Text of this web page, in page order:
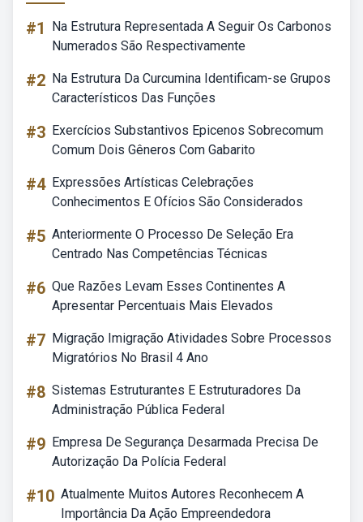
#1
Na Estrutura Representada A Seguir Os Carbonos
Numerados São Respectivamente
#2 Na Estrutura Da Curcumina Identificam-se Grupos
Característicos Das Funções
#3 Exercícios Substantivos Epicenos Sobrecomum
Comum Dois Gêneros Com Gabarito
#4 Expressões Artísticas Celebrações
Conhecimentos E Ofícios São Considerados
#5 Anteriormente O Processo De Seleção Era
Centrado Nas Competências Técnicas
#6 Que Razões Levam Esses Continentes A
Apresentar Percentuais Mais Elevados
#7 Migração Imigração Atividades Sobre Processos
Migratórios No Brasil 4 Ano
#8 Sistemas Estruturantes E Estruturadores Da
Administração Pública Federal
#9 Empresa De Segurança Desarmada Precisa De
Autorização Da Polícia Federal
#10 Atualmente Muitos Autores Reconhecem A
Importância Da Ação Empreendedora